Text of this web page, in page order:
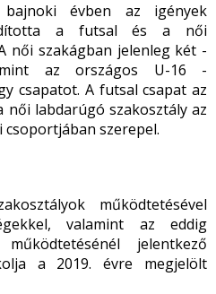
évben az igények
a futsal és a női
női szakágban jelenleg két -
az országos U-16 -
csapatot. A futsal csapat az
női labdarúgó szakosztály az
szerepel.
működtetésével
valamint az eddig
jelentkező
a 2019. évre megjelölt